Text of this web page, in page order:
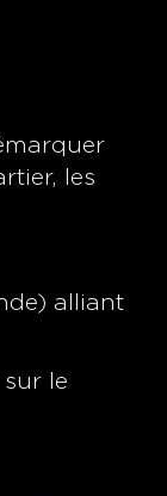
les
alliant
sur le